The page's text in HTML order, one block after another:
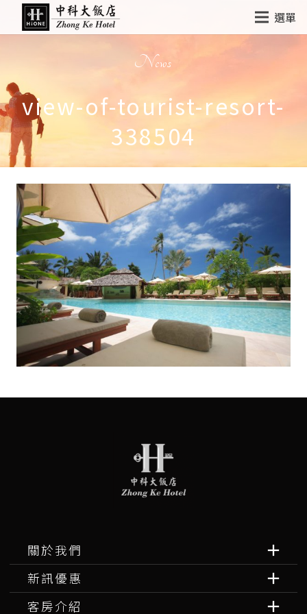
選單
News
view-of-tourist-resort-
338504
關於我們
新訊優惠
客房介紹